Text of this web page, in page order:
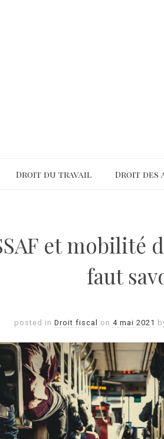
Droit du travail Droit des
et mobilité
faut
posted in Droit fiscal on 4 mai 2021